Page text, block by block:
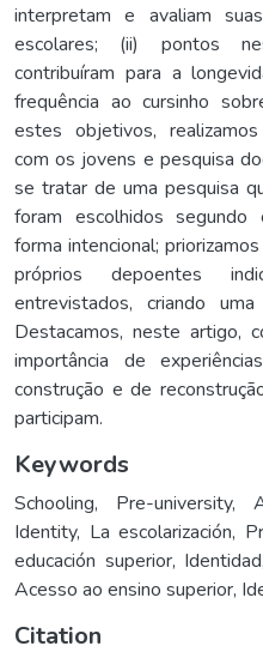
interpretam e avaliam
escolares; (ii) pontos
contribuíram para a
frequência ao cursinho
estes objetivos,
com os jovens e pesquisa
se tratar de uma pesquisa
foram escolhidos
forma intencional;
próprios depoentes
entrevistados, criando
Destacamos, neste artigo,
importância de
construção e de
participam.
Keywords
Schooling, Pre-university,
Identity, La escolarización,
educación superior, Identidad,
Acesso ao ensino superior,
Citation